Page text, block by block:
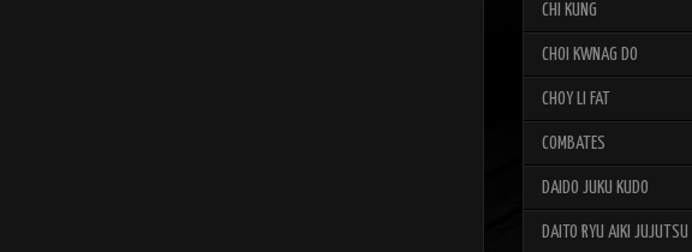
CHI KUNG
CHOI KWNAG DO
CHOY LI FAT
COMBATES
DAIDO JUKU KUDO
DAITO RYU AIKI JUJUTSU